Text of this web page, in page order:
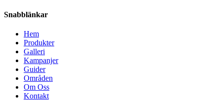
Snabblänkar
Hem
Produkter
Galleri
Kampanjer
Guider
Områden
Om Oss
Kontakt